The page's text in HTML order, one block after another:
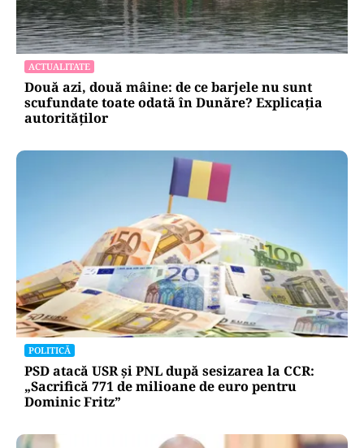
ACTUALITATE
Două azi, două mâine: de ce barjele nu sunt
scufundate toate odată în Dunăre? Explicația
autorităților
POLITICĂ
PSD atacă USR și PNL după sesizarea la CCR:
„Sacrifică 771 de milioane de euro pentru
Dominic Fritz”